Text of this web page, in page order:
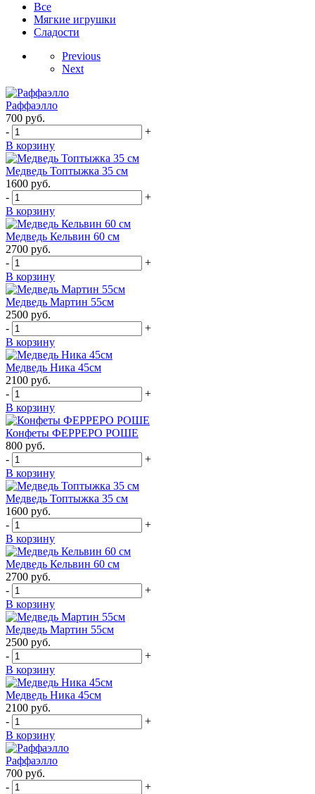
Все
Мягкие игрушки
Сладости
Previous
Next
Раффаэлло
700 руб.
-
+
В корзину
Медведь Топтыжка 35 см
1600 руб.
-
+
В корзину
Медведь Кельвин 60 см
2700 руб.
-
+
В корзину
Медведь Мартин 55см
2500 руб.
-
+
В корзину
Медведь Ника 45см
2100 руб.
-
+
В корзину
Конфеты ФЕРРЕРО РОШЕ
800 руб.
-
+
В корзину
Медведь Топтыжка 35 см
1600 руб.
-
+
В корзину
Медведь Кельвин 60 см
2700 руб.
-
+
В корзину
Медведь Мартин 55см
2500 руб.
-
+
В корзину
Медведь Ника 45см
2100 руб.
-
+
В корзину
Раффаэлло
700 руб.
-
+